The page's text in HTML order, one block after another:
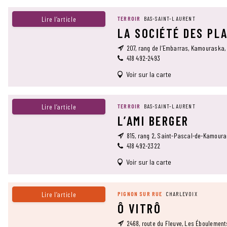
Lire l’article TERROIR BAS-SAINT-LAURENT
LA SOCIÉTÉ DES
207, rang de l’Embarras, Kamouraska,
418 492-2493
Voir sur la carte
Lire l’article TERROIR BAS-SAINT-LAURENT
L’AMI BERGER
815, rang 2, Saint-Pascal-de-
418 492-2322
Voir sur la carte
Lire l’article PIGNON SUR RUE CHARLEVOIX
Ô VITRÔ
2468, route du Fleuve, Les